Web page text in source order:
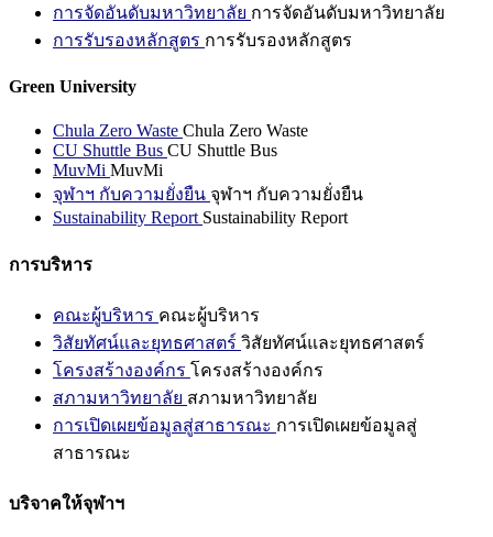
การจัดอันดับมหาวิทยาลัย การจัดอันดับมหาวิทยาลัย
การรับรองหลักสูตร การรับรองหลักสูตร
Green University
Chula Zero Waste Chula Zero Waste
CU Shuttle Bus CU Shuttle Bus
MuvMi MuvMi
จุฬาฯ กับความยั่งยืน จุฬาฯ กับความยั่งยืน
Sustainability Report Sustainability Report
การบริหาร
คณะผู้บริหาร คณะผู้บริหาร
วิสัยทัศน์และยุทธศาสตร์ วิสัยทัศน์และยุทธศาสตร์
โครงสร้างองค์กร โครงสร้างองค์กร
สภามหาวิทยาลัย สภามหาวิทยาลัย
การเปิดเผยข้อมูลสู่สาธารณะ การเปิดเผยข้อมูลสู่
สาธารณะ
บริจาคให้จุฬาฯ